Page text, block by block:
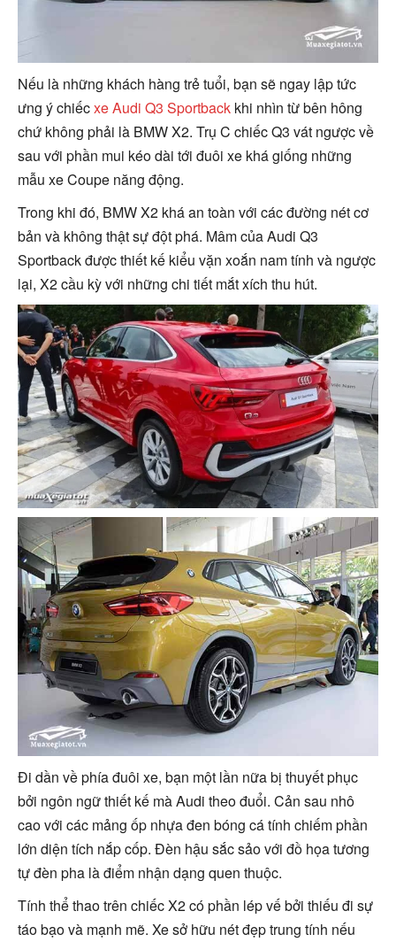
Nếu là những khách hàng trẻ tuổi, bạn sẽ ngay lập tức
ưng ý chiếcxe Audi Q3 Sportback khi nhìn từ bên hông
chứ không phải là BMW X2. Trụ C chiếc Q3 vát ngược về
sau với phần mui kéo dài tới đuôi xe khá giống những
mẫu xe Coupe năng động.
Trong khi đó, BMW X2 khá an toàn với các đường nét cơ
bản và không thật sự đột phá. Mâm của Audi Q3
Sportback được thiết kế kiểu vặn xoắn nam tính và ngược
lại, X2 cầu kỳ với những chi tiết mắt xích thu hút.
Đi dần về phía đuôi xe, bạn một lần nữa bị thuyết phục
bởi ngôn ngữ thiết kế mà Audi theo đuổi. Cản sau nhô
cao với các mảng ốp nhựa đen bóng cá tính chiếm phần
lớn diện tích nắp cốp. Đèn hậu sắc sảo với đồ họa tương
tự đèn pha là điểm nhận dạng quen thuộc.
Tính thể thao trên chiếc X2 có phần lép vế bởi thiếu đi sự
táo bạo và mạnh mẽ. Xe sở hữu nét đẹp trung tính nếu